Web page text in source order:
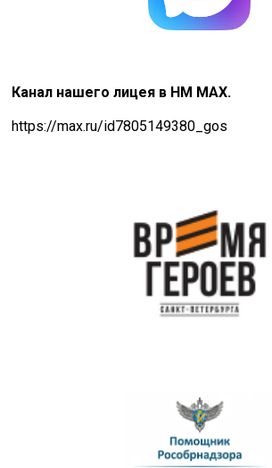
Канал нашего лицея в НМ MAX.
https://max.ru/id7805149380_gos